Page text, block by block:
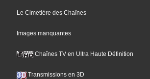
Le Cimetière des Chaînes
Images manquantes
Chaînes TV en Ultra Haute Définition
Transmissions en 3D